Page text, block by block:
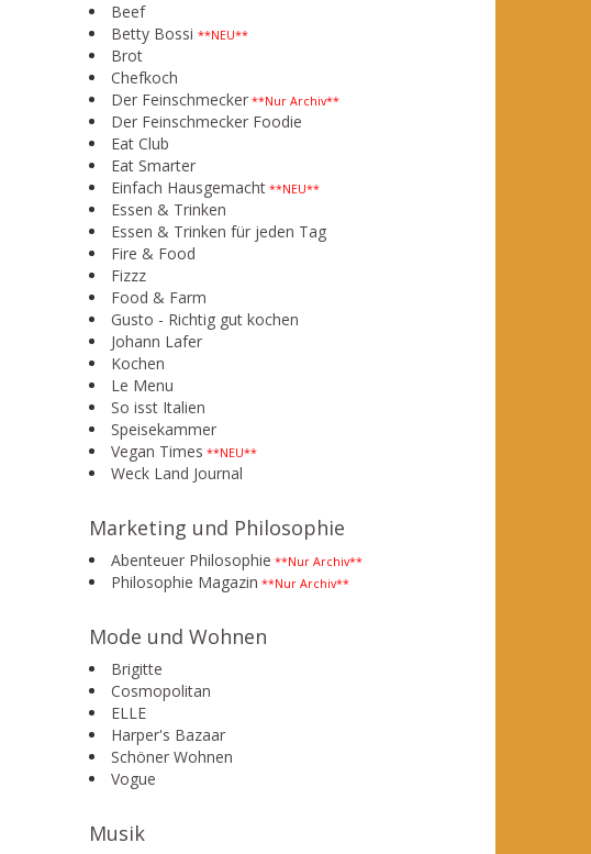
Beef
Betty Bossi **NEU**
Brot
Chefkoch
Der Feinschmecker **Nur Archiv**
Der Feinschmecker Foodie
Eat Club
Eat Smarter
Einfach Hausgemacht **NEU**
Essen & Trinken
Essen & Trinken für jeden Tag
Fire & Food
Fizzz
Food & Farm
Gusto - Richtig gut kochen
Johann Lafer
Kochen
Le Menu
So isst Italien
Speisekammer
Vegan Times **NEU**
Weck Land Journal
Marketing und Philosophie
Abenteuer Philosophie **Nur Archiv**
Philosophie Magazin **Nur Archiv**
Mode und Wohnen
Brigitte
Cosmopolitan
ELLE
Harper's Bazaar
Schöner Wohnen
Vogue
Musik